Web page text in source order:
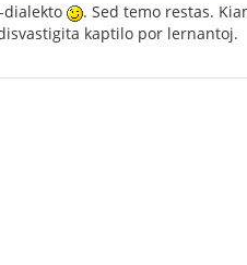
dialekto
. Sed temo restas.
kaptilo por lernantoj.